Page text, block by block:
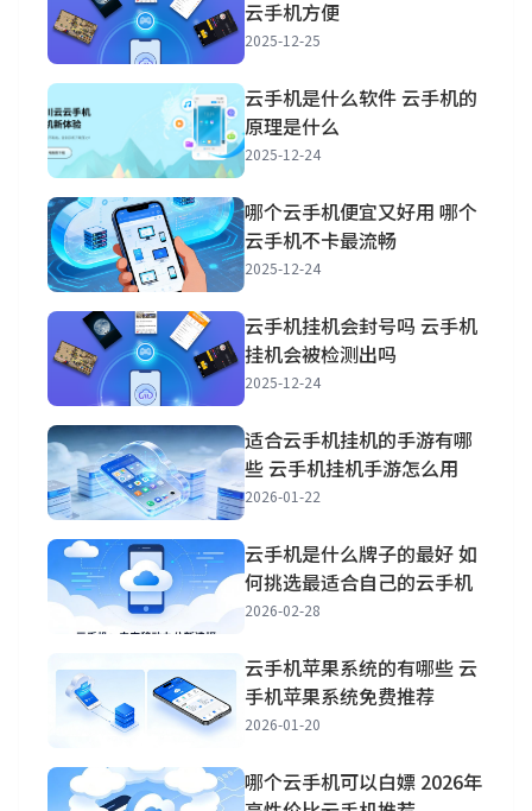
云手机方便
2025-12-25
云手机是什么软件 云手机的
原理是什么
2025-12-24
哪个云手机便宜又好用 哪个
云手机不卡最流畅
2025-12-24
云手机挂机会封号吗 云手机
挂机会被检测出吗
2025-12-24
适合云手机挂机的手游有哪
些 云手机挂机手游怎么用
2026-01-22
云手机是什么牌子的最好 如
何挑选最适合自己的云手机
2026-02-28
云手机苹果系统的有哪些 云
手机苹果系统免费推荐
2026-01-20
哪个云手机可以白嫖 2026年